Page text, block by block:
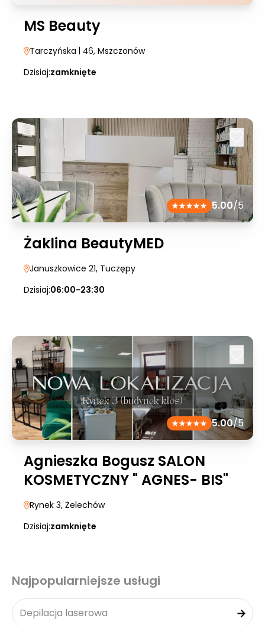
MS Beauty
Tarczyńska | 46, Mszczonów
Dzisiaj:zamknięte
5.00/5
Żaklina BeautyMED
Januszkowice 21, Tuczępy
Dzisiaj:06:00-23:30
5.00/5
Agnieszka Bogusz SALON
KOSMETYCZNY " AGNES- BIS"
Rynek 3, Żelechów
Dzisiaj:zamknięte
Najpopularniejsze usługi
Depilacja laserowa